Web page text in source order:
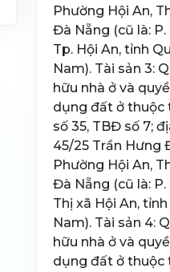
Phường Hội An,
Đà Nẵng (cũ là: P.
Tp. Hội An, tỉnh
Nam). Tài sản 3:
hữu nhà ở và
dụng đất ở thuộc
số 35, TBĐ số 7;
45/25 Trần Hưng
Phường Hội An,
Đà Nẵng (cũ là: P.
Thị xã Hội An,
Nam). Tài sản 4:
hữu nhà ở và
dụng đất ở thuộc